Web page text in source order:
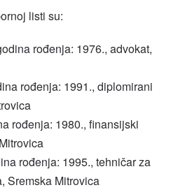
listi su:
rođenja: 1976., advokat,
rođenja: 1991., diplomirani
rođenja: 1980., finansijski
rođenja: 1995., tehničar za
Sremska Mitrovica